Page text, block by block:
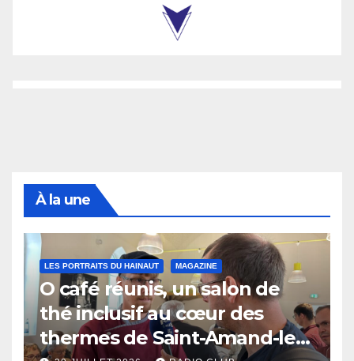
À la une
LES PORTRAITS DU HAINAUT MAGAZINE
O café réunis, un salon de
thé inclusif au cœur des
thermes de Saint-Amand-les-